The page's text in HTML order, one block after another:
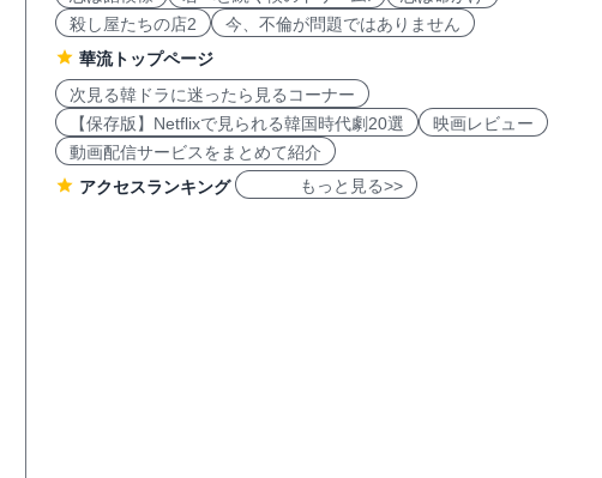
殺し屋たちの店2
今、不倫が問題ではありません
華流トップページ
次見る韓ドラに迷ったら見るコーナー
【保存版】Netflixで見られる韓国時代劇20選
映画レビュー
動画配信サービスをまとめて紹介
アクセスランキング
もっと見る>>